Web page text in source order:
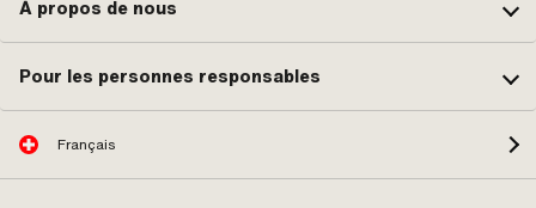
À propos de nous
Pour les personnes responsables
Français